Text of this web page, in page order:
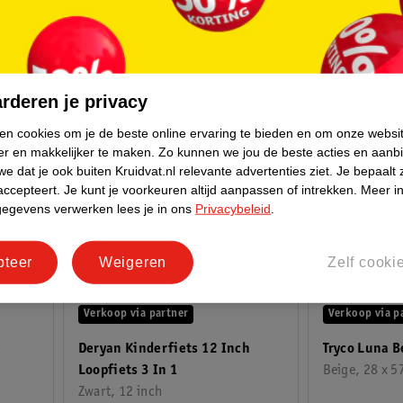
Deryan Kinderfiets 12 Inch
Loopfiets 3 In 1
Zwart, 12 inch
Verkoop via partner
van
150. 107.
Tryco Luna
Beige, 28 x
Verkoop via
van 39.
je privacy
cookies om je de beste online ervaring te bieden en om onze
en makkelijker te maken. Zo kunnen we jou de beste acties en
dat je ook buiten Kruidvat.nl relevante advertenties ziet. Je bepaalt
Je kunt je voorkeuren altijd aanpassen of intrekken.
Meer
verwerken lees je in ons Privacybeleid
Zelf
Weigeren